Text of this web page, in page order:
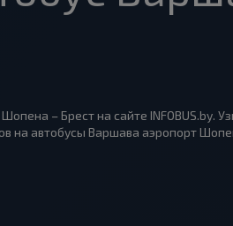
– Брест на сайте INFOBUS.by.
на автобусы Варшава аэропорт